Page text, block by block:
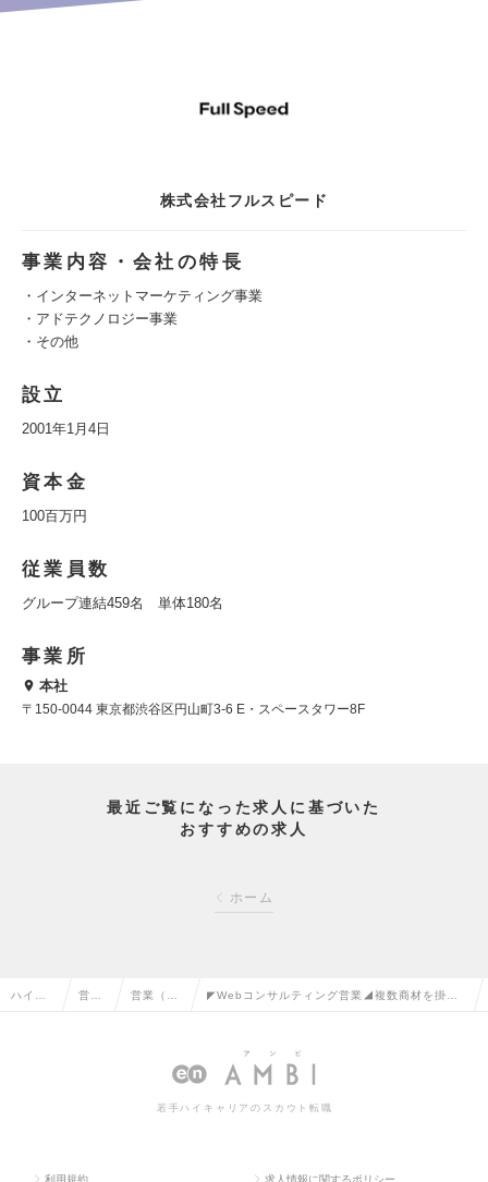
株式会社フルスピード
事業内容・会社の特長
・インターネットマーケティング事業
・アドテクノロジー事業
・その他
設立
2001年1月4日
資本金
100百万円
従業員数
グループ連結459名 単体180名
事業所
本社
〒150-0044 東京都渋谷区円山町3-6 E・スペースタワー8F
最近ご覧になった求人に基づいた
おすすめの求人
ホーム
ハイク 営業 営業（法 ◤Webコンサルティング営業◢複数商材を掛け
の広告代理店の求人情報
若手ハイキャリアのスカウト転職
利用規約 求人情報に関するポリシー